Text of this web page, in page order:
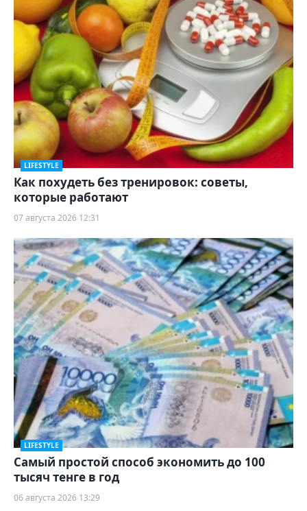
LIFESTYLE
Как похудеть без тренировок: советы,
которые работают
07 августа 2026 12:31
LIFESTYLE
Самый простой способ экономить до 100
тысяч тенге в год
06 августа 2026 13:29